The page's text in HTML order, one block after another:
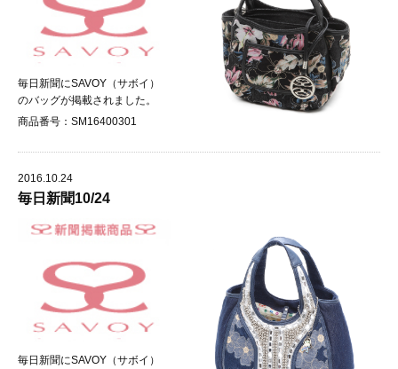
毎日新聞にSAVOY（サボイ）
のバッグが掲載されました。
商品番号：SM16400301
2016.10.24
毎日新聞10/24
毎日新聞にSAVOY（サボイ）